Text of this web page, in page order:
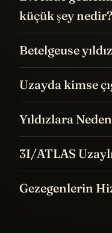
küçük şey nedir?
Betelgeuse
Uzayda kimse
Yıldızlara
3I/ATLAS
Gezegenlerin